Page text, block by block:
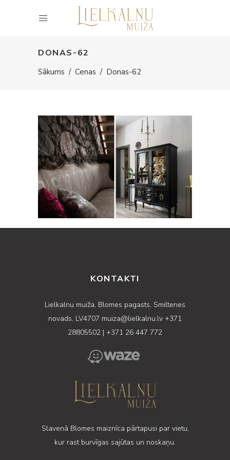
DONAS-62
Sākums / Cenas / Donas-62
KONTAKTI
Lielkalnu muiža, Blomes pagasts, Smiltenes
novads, LV4707 muiza@lielkalnu.lv +371
28805502 | +371 26 447 772
Slavenā Blomes maiznīca pārtapusi par vietu,
kur rast burvīgas sajūtas un noskaņu.